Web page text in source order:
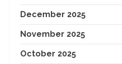
December 2025
November 2025
October 2025